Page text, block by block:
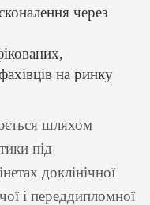
через
на ринку
шляхом
під
доклінічної
і переддипломної